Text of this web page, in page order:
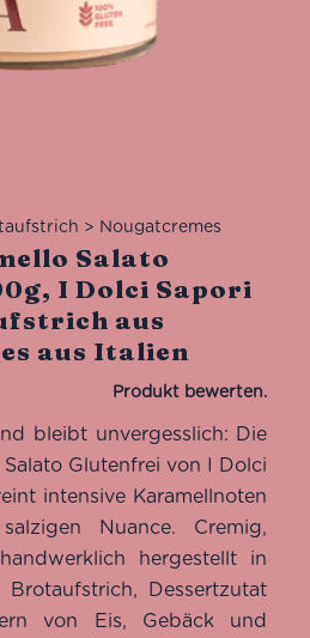
> Nougatcremes
Salato
I Dolci Sapori
aus
aus Italien
bleibt unvergesslich: Die
Salato Glutenfrei von I Dolci
intensive Karamellnoten
Nuance. Cremig,
hergestellt in
Brotaufstrich, Dessertzutat
von Eis, Gebäck und